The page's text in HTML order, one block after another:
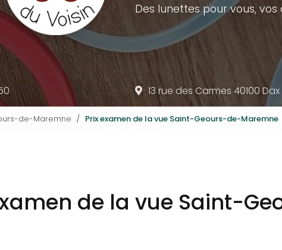
Des lunettes pour vous, vos
13 rue des Carmes40100 Dax
de-Maremne Prix examen de la vue Saint-Geours-de-Maremne
de la vue Saint-